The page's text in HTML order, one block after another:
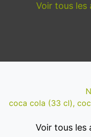
Voir tous les
coca cola (33 cl),
Voir tous les